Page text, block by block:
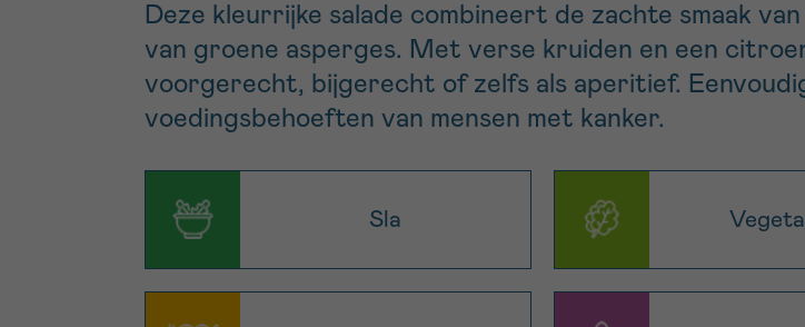
Deze kleurrijke salade combineert de zachte smaak
van groene asperges. Met verse kruiden en een
voorgerecht, bijgerecht of zelfs als aperitief.
voedingsbehoeften van mensen met kanker.
Sla
Ja, stuur mij de nieuwsbrief
gebruiksvoorwaarden